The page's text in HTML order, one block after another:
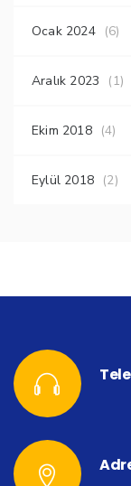
Ocak 2024 (6)
Aralık 2023 (1)
Ekim 2018 (4)
Eylül 2018 (2)